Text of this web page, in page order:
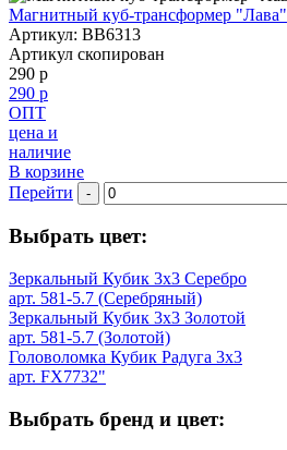
Магнитный куб-трансформер "Лава"
Артикул: BB6313
Артикул скопирован
290 р
290 р
ОПТ
цена и
наличие
В корзине
Перейти
-
Выбрать цвет:
Зеркальный Кубик 3х3 Серебро
арт. 581-5.7 (Серебряный)
Зеркальный Кубик 3х3 Золотой
арт. 581-5.7 (Золотой)
Головоломка Кубик Радуга 3х3
арт. FX7732"
Выбрать бренд и цвет: